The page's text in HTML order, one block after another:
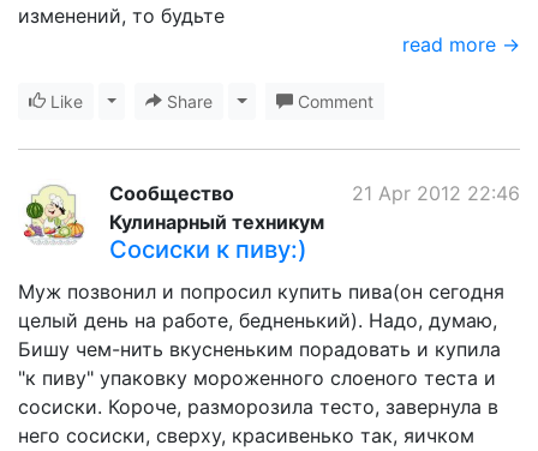
изменений, то будьте
read more →
Like Toggle Dropdown
Share Toggle Dropdown
Comment
21 Apr 2012 22:46
Сообщество
Кулинарный техникум
Сосиски к пиву:)
Муж позвонил и попросил купить пива(он сегодня
целый день на работе, бедненький). Надо, думаю,
Бишу чем-нить вкусненьким порадовать и купила
"к пиву" упаковку мороженного слоеного теста и
сосиски. Короче, разморозила тесто, завернула в
него сосиски, сверху, красивенько так, яичком